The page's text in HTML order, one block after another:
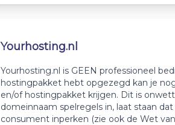
Yourhosting.nl
Yourhosting.nl is GEEN professioneel
hostingpakket hebt opgezegd kan je
en/of hostingpakket krijgen. Dit is
domeinnaam spelregels in, laat staan
consument inperken (zie ook de Wet